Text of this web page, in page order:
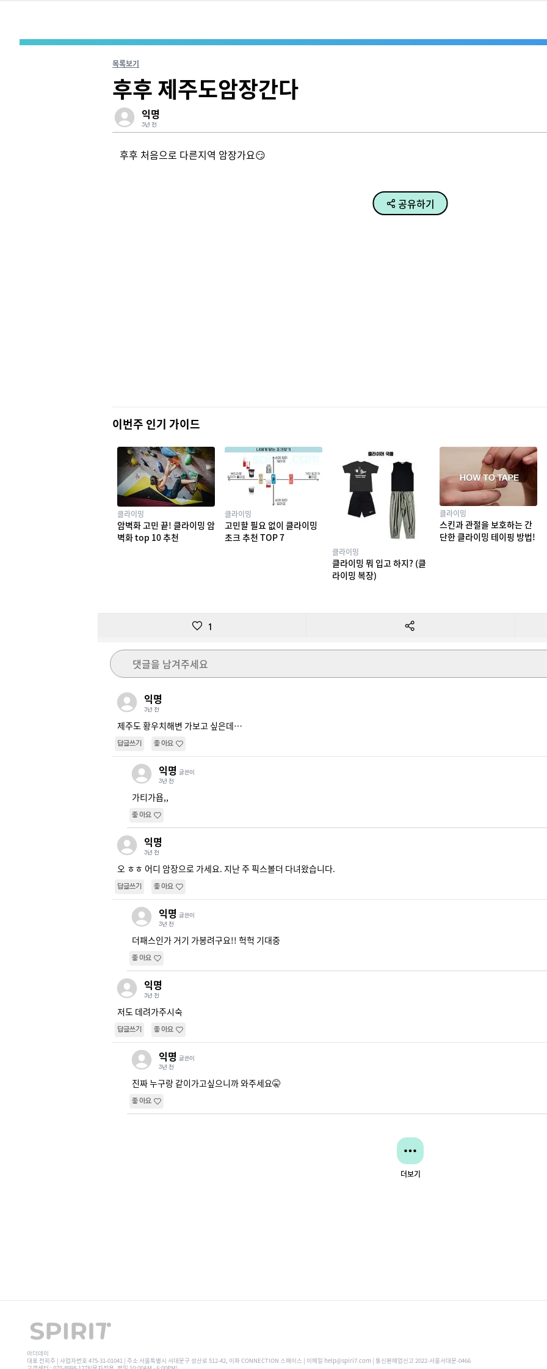
목록보기
후후 제주도암장간다
익명
3년 전
후후 처음으로 다른지역 암장가요😏
공유하기
이번주 인기 가이드
클라이밍
암벽화 고민 끝! 클라이밍 암
벽화 top 10 추천
클라이밍
고민할 필요 없이 클라이밍
초크 추천 TOP 7
클라이밍
클라이밍 뭐 입고 하지? (클
라이밍 복장)
클라이밍
스킨과 관절을 보호하는 간
단한 클라이밍 테이핑 방법!
1
댓글을 남겨주세요
익명
3년 전
제주도 황우치해변 가보고 싶은데…
답글쓰기 좋아요
익명 글쓴이
3년 전
가티가욥,,
좋아요
익명
3년 전
오 ㅎㅎ 어디 암장으로 가세요. 지난 주 픽스볼더 다녀왔습니다.
답글쓰기 좋아요
익명 글쓴이
3년 전
더패스인가 거기 가봉려구요!! 헉헉 기대중
좋아요
익명
3년 전
저도 데려가주시숙
답글쓰기 좋아요
익명 글쓴이
3년 전
진짜 누구랑 같이가고싶으니까 와주세요🤫
좋아요
더보기
아더데이
대표 전희주 | 사업자번호 475-31-01041 | 주소 서울특별시 서대문구 성산로 512-42, 이화 CONNECTION 스페이스 | 이메일 help@spiri7.com | 통신판매업신고 2022-서울서대문-0466